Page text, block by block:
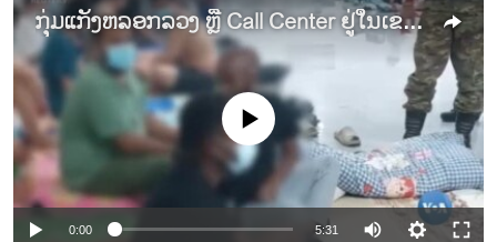
ຊີວິດຊາວລາວ
ຊຸມຊົນຊາວລາວ
ວິທະຍາສາດ-ເທັກໂນໂລຈີ
ທຸລະກິດ
ພາສາອັງກິດ
ວີດີໂອ
ກຸ່ມແກັ່ງຫລອກລວງ ຫຼື Call Center ຢູ່ໃນເຂດເສດຖະ ກິດພິເສດສາມຫຼຽມຄຳ ຖືກຈັບສົ່ງກັບຄືນປະ​ເທດໄປແລ້ວ ແຕ່ປັດຈຸບັນຍັງມີອີກຫຼືບໍ່
No media source currently available
0:00 5:31